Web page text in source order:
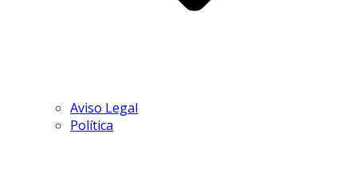
Aviso Legal
Política